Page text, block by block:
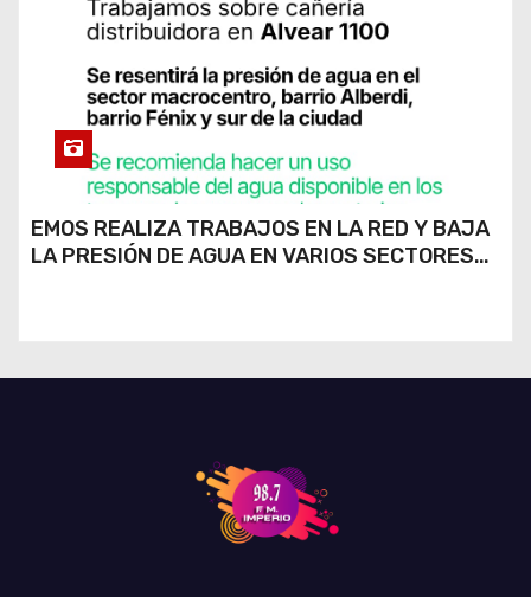
EMOS REALIZA TRABAJOS EN LA RED Y BAJA
LA PRESIÓN DE AGUA EN VARIOS SECTORES